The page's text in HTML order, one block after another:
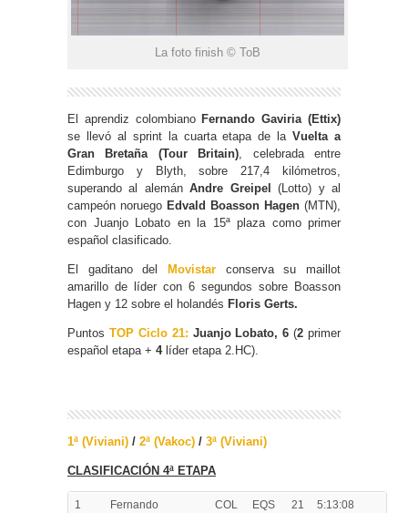
La foto finish © ToB
El aprendiz colombianoFernando Gaviria (Ettix)
se llevó al sprint la cuarta etapa de laVuelta a
Gran Bretaña (Tour Britain) , celebrada entre
Edimburgo y Blyth, sobre 217,4 kilómetros,
superando al alemánAndre Greipel
(Lotto) y al
campeón noruego Edvald Boasson Hagen (MTN),
con Juanjo Lobato en la 15ª plaza como primer
español clasificado.
El gaditano del Movistar conserva su maillot
amarillo de líder con 6 segundos sobre Boasson
Hagen y 12 sobre el holandés Floris Gerts.
Puntos TOP Ciclo 21: Juanjo Lobato, 6 (2 primer
español etapa + 4líder etapa 2.HC).
1ª (Viviani) / 2ª (Vakoc) / 3ª (Viviani)
CLASIFICACIÓN 4ª ETAPA
1
Fernando
COL EQS 21 5:13:08